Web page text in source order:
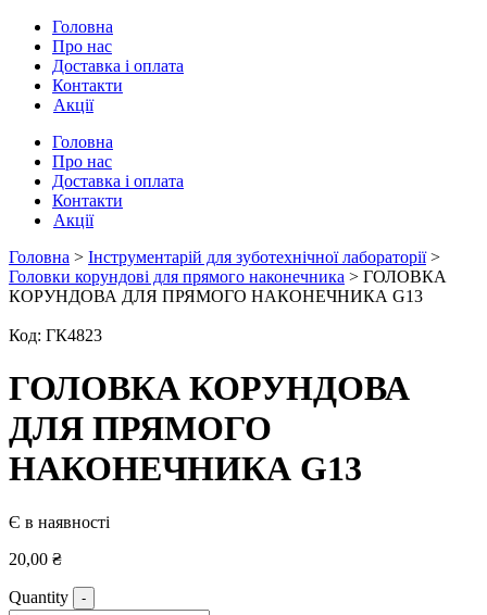
Головна
Про нас
Доставка і оплата
Контакти
Акції
Головна
Про нас
Доставка і оплата
Контакти
Акції
Головна > Інструментарій для зуботехнічної лабораторії>
Головки корундові для прямого наконечника > ГОЛОВКА
КОРУНДОВА ДЛЯ ПРЯМОГО НАКОНЕЧНИКА G13
Код: ГК4823
ГОЛОВКА КОРУНДОВА
ДЛЯ ПРЯМОГО
НАКОНЕЧНИКА G13
Є в наявності
20,00 ₴
Quantity -